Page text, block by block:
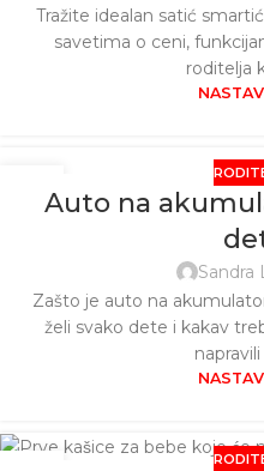
Tražite idealan satić
savetima o ceni,
roditelja
JUNAuto na
Sandra
Zašto je auto na
želi svako dete i kakav